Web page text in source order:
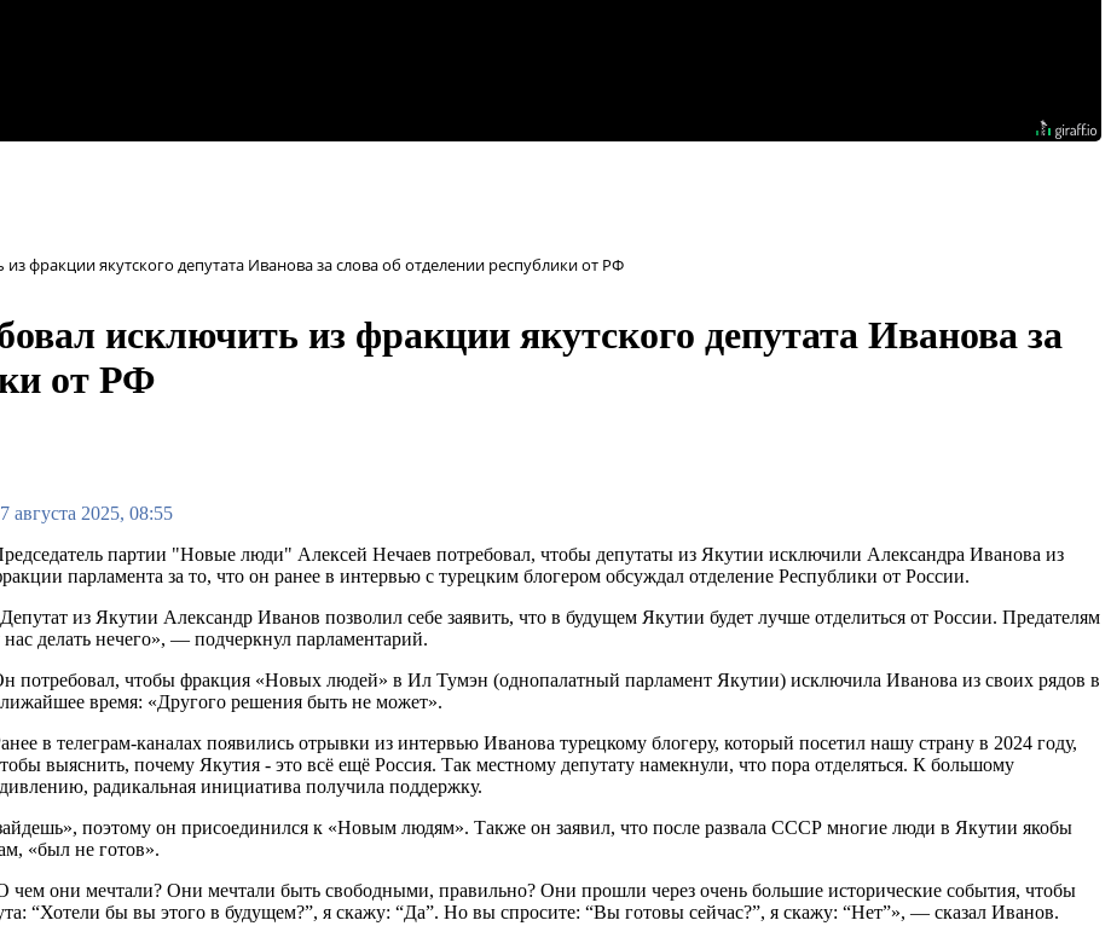
фракции якутского депутата Иванова за слова об отделении республики от РФ
исключить из фракции якутского депутата Иванова за
от РФ
августа 2025, 08:55
партии "Новые люди" Алексей Нечаев потребовал, чтобы депутаты из Якутии исключили Александра Иванова из
парламента за то, что он ранее в интервью с турецким блогером обсуждал отделение Республики от России.
из Якутии Александр Иванов позволил себе заявить, что в будущем Якутии будет лучше отделиться от России. Предателям
нас делать нечего», — подчеркнул парламентарий.
потребовал, чтобы фракция «Новых людей» в Ил Тумэн (однопалатный парламент Якутии) исключила Иванова из своих рядов в
время: «Другого решения быть не может».
в телеграм-каналах появились отрывки из интервью Иванова турецкому блогеру, который посетил нашу страну в 2024 году,
выяснить, почему Якутия - это всё ещё Россия. Так местному депутату намекнули, что пора отделяться. К большому
радикальная инициатива получила поддержку.
поэтому он присоединился к «Новым людям». Также он заявил, что после развала СССР многие люди в Якутии якобы
«был не готов».
чем они мечтали? Они мечтали быть свободными, правильно? Они прошли через очень большие исторические события, чтобы
“Хотели бы вы этого в будущем?”, я скажу: “Да”. Но вы спросите: “Вы готовы сейчас?”, я скажу: “Нет”», — сказал Иванов.